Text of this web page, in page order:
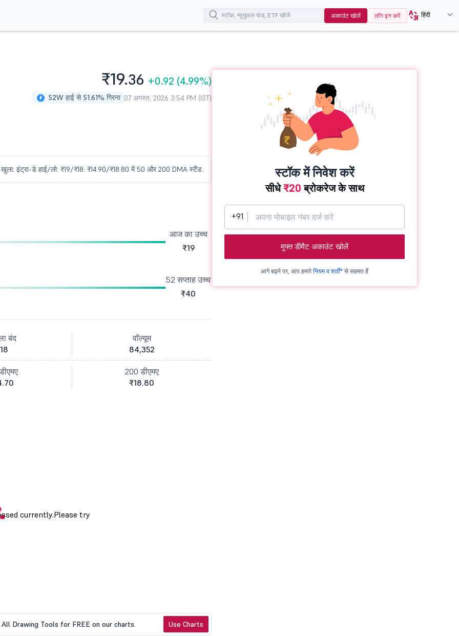
अकाउंट खोलें लॉग इन करें हिंदी
₹19.36 +0.92 (4.99%)
52W हाई से 51.61% गिरना 07 अगस्त, 2026 3:54 PM (IST)
इंट्रा-डे हाई/लो: ₹19/₹18. ₹14.90/₹18.80 में 50 और 200 DMA स्टैंड.
आज का उच्च
₹19
52 सप्ताह उच्च
₹40
बंद
वॉल्यूम
84,352
200 डीएमए
₹18.80
Drawing Tools for FREE on our charts. Use Charts
स्टॉक में निवेश करें
सीधे₹20ब्रोकरेज के साथ
+91
मुफ्त डीमैट अकाउंट खोलें
आगे बढ़ने पर, आप हमारेनियम व शर्तों* से सहमत हैं